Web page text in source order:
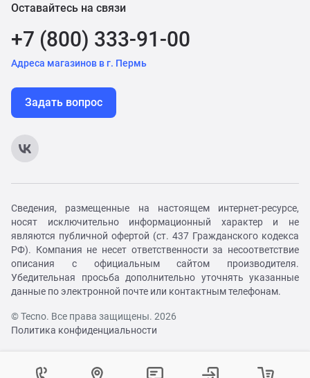
Оставайтесь на связи
+7 (800) 333-91-00
Адреса магазинов в г. Пермь
Задать вопрос
Сведения, размещенные на настоящем интернет-ресурсе,
носят исключительно информационный характер и не
являются публичной офертой (ст. 437 Гражданского кодекса
РФ). Компания не несет ответственности за несоответствие
описания с официальным сайтом производителя.
Убедительная просьба дополнительно уточнять указанные
данные по электронной почте или контактным телефонам.
© Tecno. Все права защищены. 2026
Политика конфиденциальности
Контактный центр
Как вам удобнее с нами связаться?
Выберите город